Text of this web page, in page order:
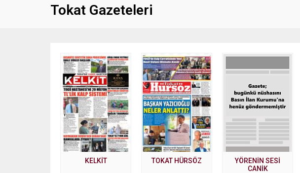
Tokat Gazeteleri
KELKİT TOKAT HÜRSÖZ
YÖRENİN SESİ
CANİK